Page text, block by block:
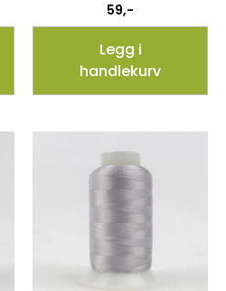
59,-
Legg i
handlekurv